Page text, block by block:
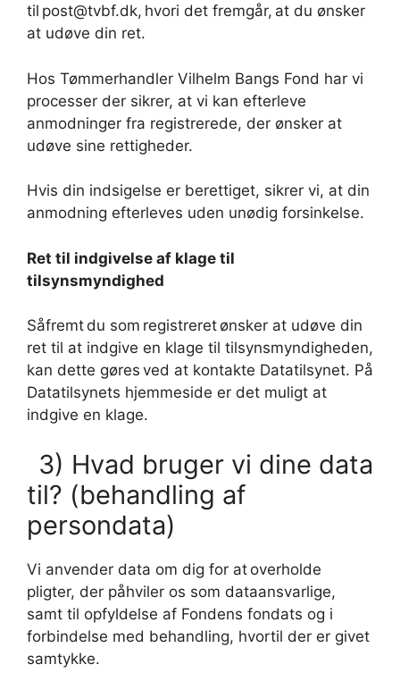
til post@tvbf.dk, hvori det fremgår, at du ønsker
at udøve din ret.
Hos Tømmerhandler Vilhelm Bangs Fond har vi
processer der sikrer, at vi kan efterleve
anmodninger fra registrerede, der ønsker at
udøve sine rettigheder.
Hvis din indsigelse er berettiget, sikrer vi, at din
anmodning efterleves uden unødig forsinkelse.
Ret til indgivelse af klage til
tilsynsmyndighed
Såfremt du som registreret ønsker at udøve din
ret til at indgive en klage til tilsynsmyndigheden,
kan dette gøres ved at kontakte Datatilsynet. På
Datatilsynets hjemmeside er det muligt at
indgive en klage.
3) Hvad bruger vi dine data
til? (behandling af
persondata)
Vi anvender data om dig for at overholde
pligter, der påhviler os som dataansvarlige,
samt til opfyldelse af Fondens fondats og i
forbindelse med behandling, hvortil der er givet
samtykke.